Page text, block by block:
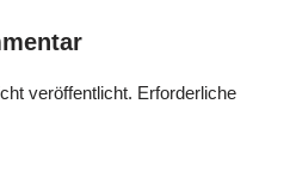
veröffentlicht. Erforderliche